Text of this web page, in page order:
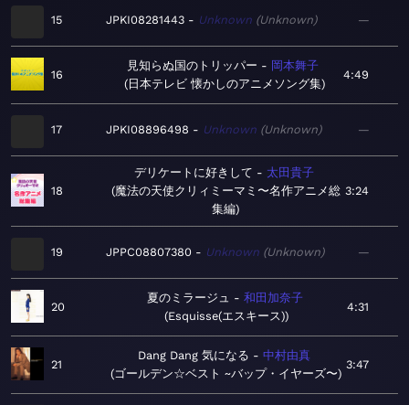
15 JPKI08281443 Unknown Unknown —
16
見知らぬ国のトリッパー
岡本舞子
日本テレビ 懐かしのアニメソング集
4:49
17 JPKI08896498 Unknown Unknown —
18
デリケートに好きして
太田貴子
魔法の天使クリィミーマミ〜名作アニメ総
集編
3:24
19 JPPC08807380 Unknown Unknown —
20
夏のミラージュ
和田加奈子
Esquisse(エスキース)
4:31
21
Dang Dang 気になる
中村由真
ゴールデン☆ベスト ~バップ・イヤーズ〜
3:47